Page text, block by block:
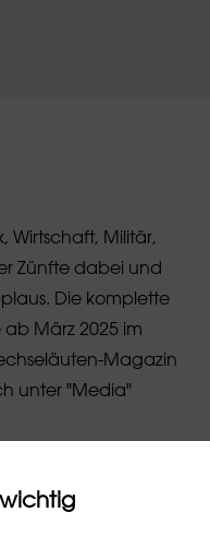
Wirtschaft, Militär,
Zünfte dabei und
Die komplette
ab März 2025 im
Magazin
unter "Media"